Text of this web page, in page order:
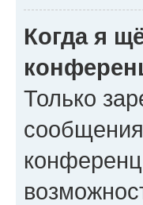
Когда я
Только